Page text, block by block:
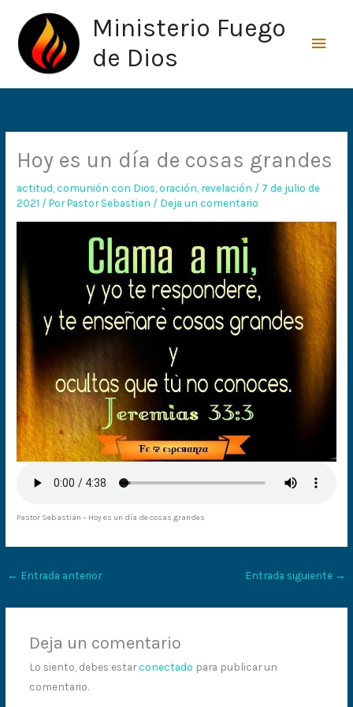
contenido
Ministerio Fuego
de Dios
Hoy es un día de cosas grandes
actitud ,comunión con Dios ,oración revelación / 7 de julio de
2021 / PorPastor Sebastian / Deja un comentario
Pastor Sebastián – Hoy es un día de cosas grandes
← Entrada anterior Entrada siguiente →
Deja un comentario
Lo siento, debes estarconectado para publicar un
comentario.